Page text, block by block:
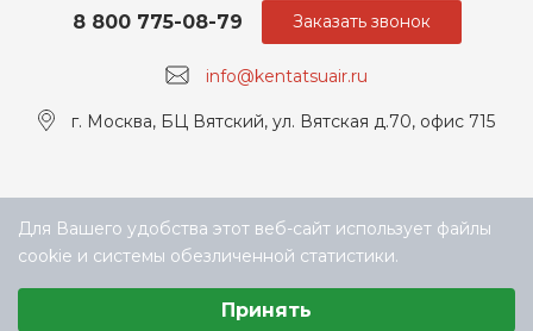
info@kentatsuair.ru
8 800 775-08-79
г. Москва, БЦ Вятский, ул. Вятская д.70, офис 715
Заказать звонок
Для Вашего удобства этот веб-сайт использует файлы
cookie и системы обезличенной статистики.
Принять